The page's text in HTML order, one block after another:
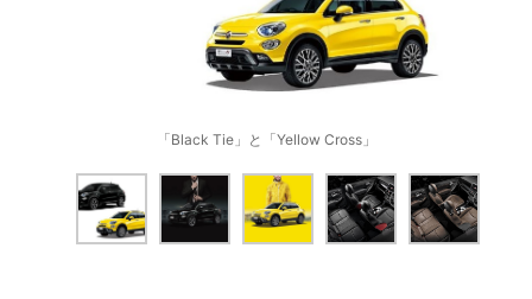
「Black Tie」と「Yellow Cross」